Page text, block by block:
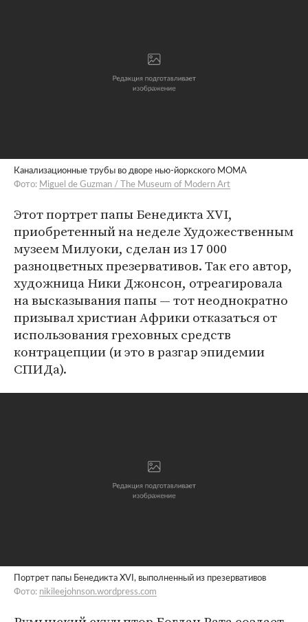
Канализационные трубы во дворе нью-йоркского MOMA
Фото: Miguel de Guzman / The Museum of Modern Art
Этот портрет папы Бенедикта XVI,
приобретенный на неделе Художественным
музеем Милуоки, сделан из 17 000
разноцветных презервативов. Так его автор,
художница Ники Джонсон, отреагировала
на высказывания папы — тот неоднократно
призывал христиан Африки отказаться от
использования греховных средств
контрацепции (и это в разгар эпидемии
СПИДа).
Портрет папы Бенедикта XVI, выполненный из презервативов
Фото: nikileejohnson.wordpress.com